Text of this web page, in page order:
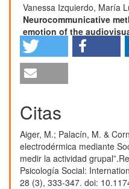
Vanessa Izquierdo, María
Neurocommunicative
emotion of the
Multidisciplinary Journal for
Technological Sciences,6
10.4995/muse.2019.10670
internet. La atención y la
Comunicación,18 (2),3.
10.26441/RC18.2-2019-
Víctor Manuel Pérez-
María Dolores Rodríguez-
Citas
Aiger, M.; Palacín, M. &
electrodérmica mediante
medir la actividad
Psicología Social:
28 (3), 333-347. doi: